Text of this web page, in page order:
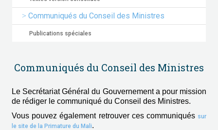
Communiqués du Conseil des Ministres
Publications spéciales
Communiqués du Conseil des Ministres
Le Secrétariat Général du Gouvernement a pour mission
de rédiger le communiqué du Conseil des Ministres.
Vous pouvez également retrouver ces communiqués sur
le site de la Primature du Mali.